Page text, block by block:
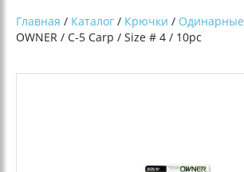
Главная / Каталог / Крючки / Одинарные
OWNER / С-5 Сarp / Size # 4 / 10pc